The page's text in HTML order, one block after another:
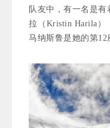
队友中，有一名是有
拉（Kristin Harila）
马纳斯鲁是她的第12